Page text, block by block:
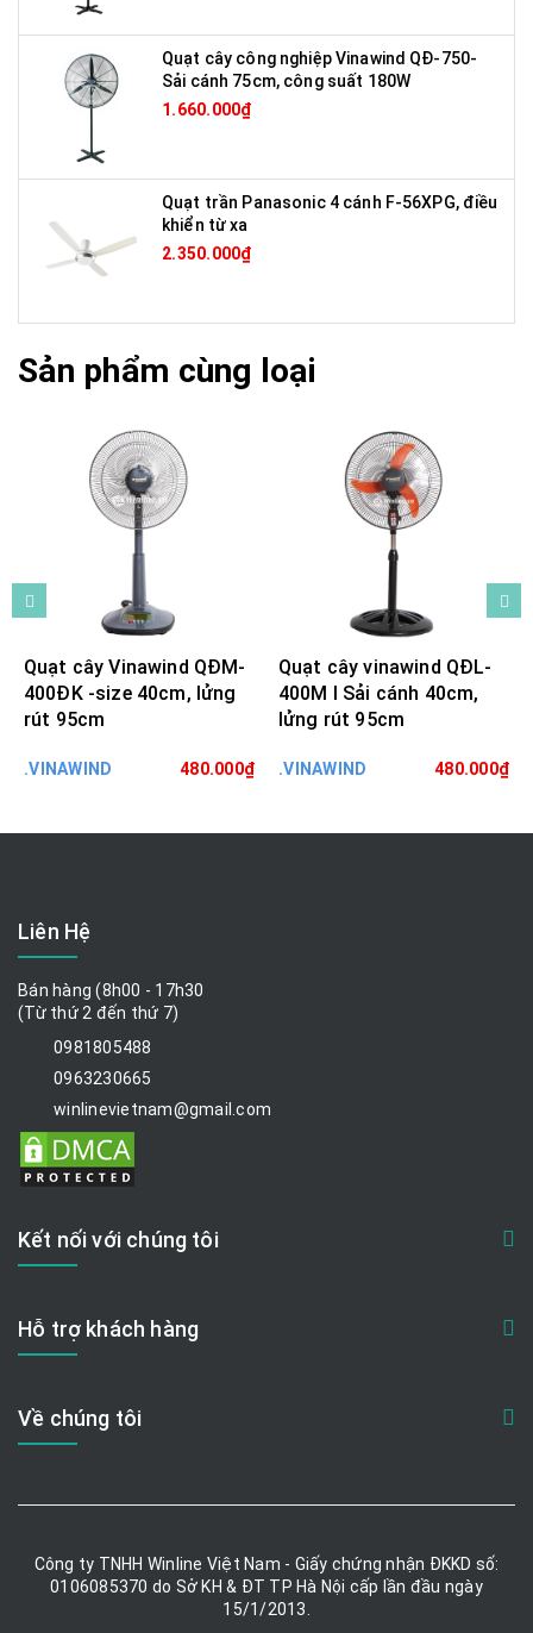
Quạt cây công nghiệp Vinawind QĐ-750-
Sải cánh 75cm, công suất 180W
1.660.000₫
Quạt trần Panasonic 4 cánh F-56XPG, điều
khiển từ xa
2.350.000₫
Sản phẩm cùng loại
Quạt cây Vinawind QĐM-
400ĐK -size 40cm, lửng
rút 95cm
.VINAWIND 480.000₫
Quạt cây vinawind QĐL-
400M I Sải cánh 40cm,
lửng rút 95cm
.VINAWIND 480.000₫
Liên Hệ
Bán hàng (8h00 - 17h30
(Từ thứ 2 đến thứ 7)
0981805488
0963230665
winlinevietnam@gmail.com
Kết nối với chúng tôi
Hỗ trợ khách hàng
Về chúng tôi
Công ty TNHH Winline Việt Nam - Giấy chứng nhận ĐKKD số:
0106085370 do Sở KH & ĐT TP Hà Nội cấp lần đầu ngày
15/1/2013.